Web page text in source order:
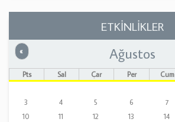
ETKİNLİKLER
« Önceki Ağustos
Pts Sal Çar Per Cum
3
4 5 6 7
10
11 12 13 14